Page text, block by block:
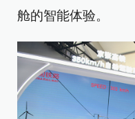
舱的智能体验。